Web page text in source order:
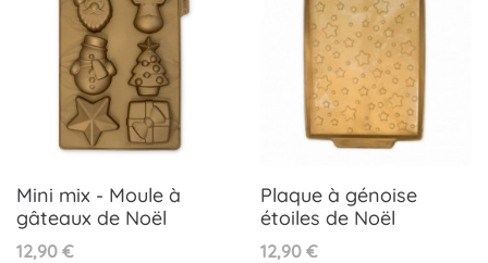
Mini mix - Moule à
gâteaux de Noël
Prix
12,90 €
Plaque à génoise
étoiles de Noël
Prix
12,90 €